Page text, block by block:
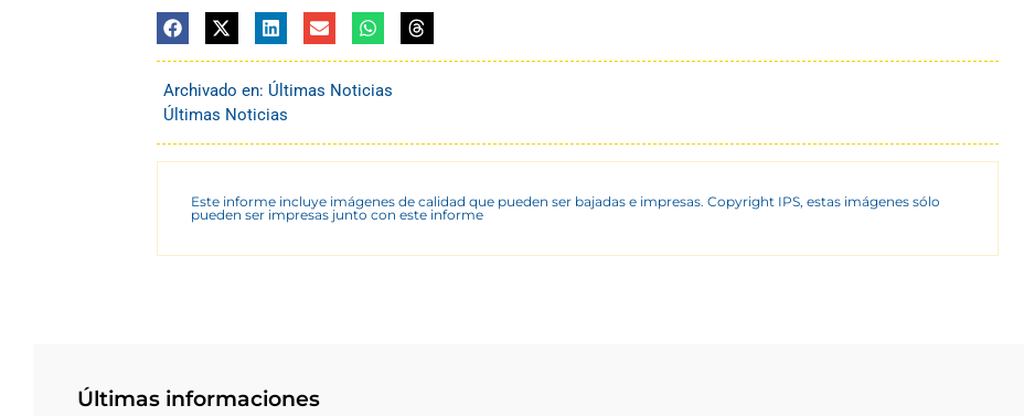
Archivado en: Últimas Noticias
Últimas Noticias
Este informe incluye imágenes de calidad que pueden ser bajadas e impresas. Copyright IPS, estas imágenes sólo
pueden ser impresas junto con este informe
Últimas informaciones